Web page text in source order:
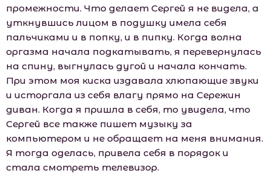
промежности. Что делает Сергей я не видела, а
уткнувшись лицом в подушку имела себя
пальчиками и в попку, и в пипку. Когда волна
оргазма начала подкатывать, я перевернулась
на спину, выгнулась дугой и начала кончать.
При этом моя киска издавала хлюпающие звуки
и исторгала из себя влагу прямо на Сережин
диван. Когда я пришла в себя, то увидела, что
Сергей все также пишет музыку за
компьютером и не обращает на меня внимания.
Я тогда оделась, привела себя в порядок и
стала смотреть телевизор.